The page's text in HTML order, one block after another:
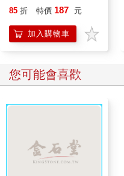
量)
85 折 特價 187 元
加入購物車
您可能會喜歡